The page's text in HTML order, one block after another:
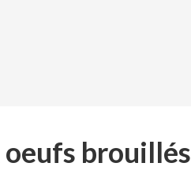
brouillés